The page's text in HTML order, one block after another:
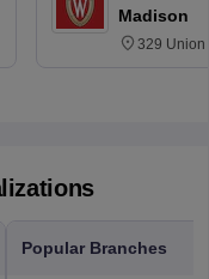
Madison
329 Union
Popular Branches